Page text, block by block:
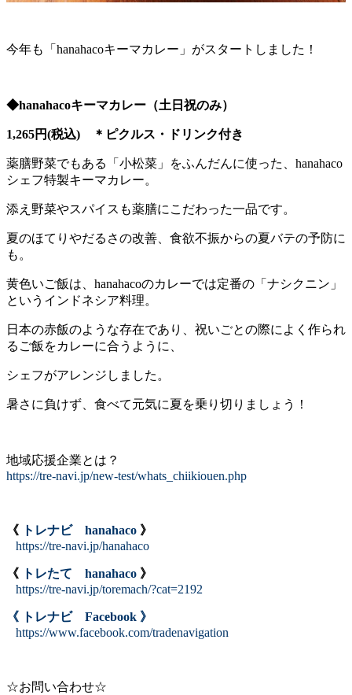
今年も「hanahacoキーマカレー」がスタートしました！
◆hanahacoキーマカレー（土日祝のみ）
1,265円(税込) ＊ピクルス・ドリンク付き
薬膳野菜でもある「小松菜」をふんだんに使った、hanahaco
シェフ特製キーマカレー。
添え野菜やスパイスも薬膳にこだわった一品です。
夏のほてりやだるさの改善、食欲不振からの夏バテの予防に
も。
黄色いご飯は、hanahacoのカレーでは定番の「ナシクニン」
というインドネシア料理。
日本の赤飯のような存在であり、祝いごとの際によく作られ
るご飯をカレーに合うように、
シェフがアレンジしました。
暑さに負けず、食べて元気に夏を乗り切りましょう！
地域応援企業とは？
https://tre-navi.jp/new-test/whats_chiikiouen.php
《 トレナビ hanahaco 》
https://tre-navi.jp/hanahaco
《 トレたて hanahaco 》
https://tre-navi.jp/toremach/?cat=2192
《 トレナビ Facebook 》
https://www.facebook.com/tradenavigation
☆お問い合わせ☆